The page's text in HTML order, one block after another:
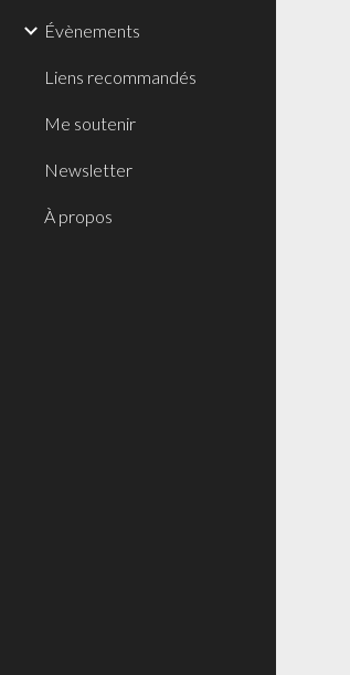
Évènements
Liens recommandés
Me soutenir
Newsletter
À propos